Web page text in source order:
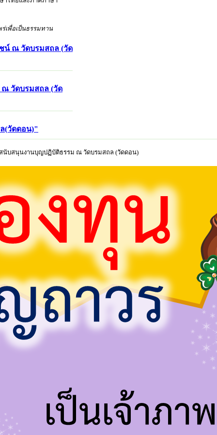
เพื่อเป็นธรรมทาน
น์ ณ วัดบรมสถล (วัด
ณ วัดบรมสถล (วัด
(วัดดอน)"
นับสนุนงานบุญปฏิบัติธรรม ณ วัดบรมสถล (วัดดอน)